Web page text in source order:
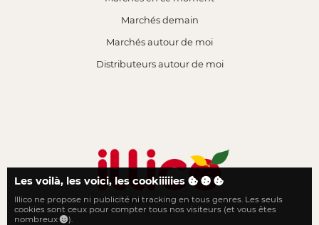
Marchés demain
Marchés autour de moi
Distributeurs autour de moi
Le local n'a jamais été aussi proche
Les voilà, les voici, les cookiiiiies
Illico ne propose ni publicité ni tracking en tous genres. Les seuls
cookies sont ceux pour compter tous nos visiteurs (et vous êtes
nombreux
).